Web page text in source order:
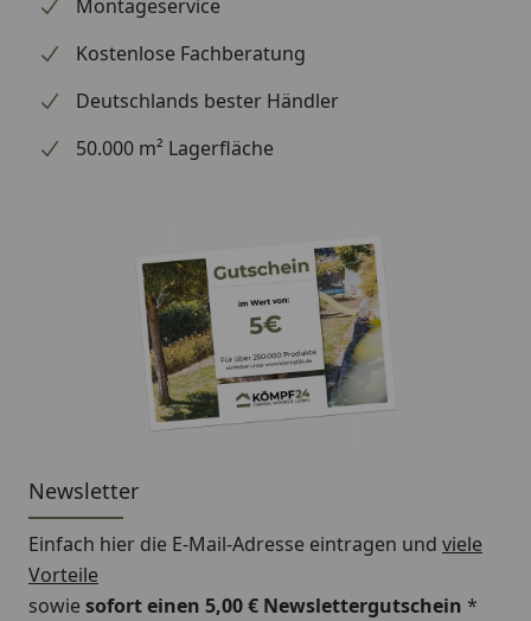
Informationen zu dem Ersatzteil geben. Es dient
lediglich dem Austausch des defekten oder fehlenden
Montageservice
Kostenlose Fachberatung
Deutschlands bester Händler
50.000 m² Lagerfläche
Newsletter
Einfach hier die E-Mail-Adresse eintragen und viele
Vorteile
sowiesofort einen 5,00 € Newslettergutschein *